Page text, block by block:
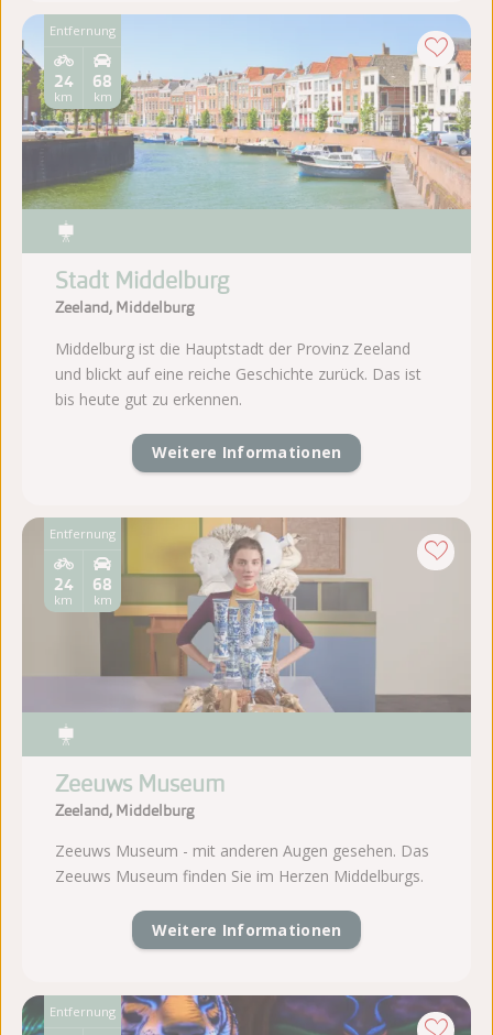
Entfernung
68
km
24
km
Stadt Middelburg
Zeeland, Middelburg
Middelburg ist die Hauptstadt der Provinz Zeeland
und blickt auf eine reiche Geschichte zurück. Das ist
bis heute gut zu erkennen.
Weitere Informationen
Entfernung
Entfernung
68
km
24
km
Zeeuws Museum
Zeeland, Middelburg
Zeeuws Museum - mit anderen Augen gesehen. Das
Zeeuws Museum finden Sie im Herzen Middelburgs.
Weitere Informationen